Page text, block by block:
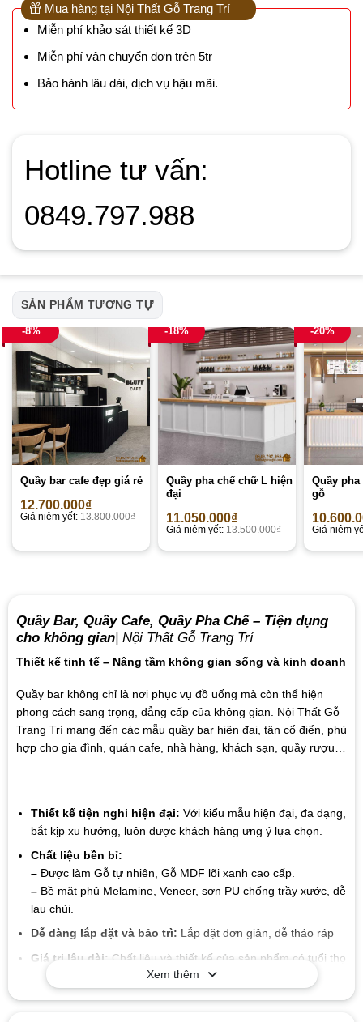
Mua hàng tại Nội Thất Gỗ Trang Trí
Miễn phí khảo sát thiết kế 3D
Miễn phí vận chuyển đơn trên 5tr
Bảo hành lâu dài, dịch vụ hậu mãi.
Hotline tư vấn:
0849.797.988
SẢN PHẨM TƯƠNG TỰ
-8%
Quầy bar cafe đẹp giá rẻ
12.700.000₫
Giá niêm yết: 13.800.000₫
-18%
Quầy pha chế chữ L hiện
đại
11.050.000₫
Giá niêm yết: 13.500.000₫
-20%
Quầy
gỗ
Giá niêm
Quầy Bar, Quầy Cafe, Quầy Pha Chế – Tiện dụng
cho không gian| Nội Thất Gỗ Trang Trí
Thiết kế tinh tế – Nâng tầm không gian sống và kinh doanh
Quầy bar không chỉ là nơi phục vụ đồ uống mà còn thể hiện
phong cách sang trọng, đẳng cấp của không gian. Nội Thất Gỗ
Trang Trí mang đến các mẫu quầy bar hiện đại, tân cổ điển, phù
hợp cho gia đình, quán cafe, nhà hàng, khách sạn, quầy rượu…
Thiết kế tiện nghi hiện đại: Với kiểu mẫu hiện đại, đa dạng,
bắt kịp xu hướng, luôn được khách hàng ưng ý lựa chọn.
Chất liệu bền bỉ:
–Được làm Gỗ tự nhiên, Gỗ MDF lõi xanh cao cấp.
–Bề mặt phủ Melamine, Veneer, sơn PU chống trầy xước, dễ
lau chùi.
Dễ dàng lắp đặt và bảo trì: Lắp đặt đơn giản, dễ tháo ráp
Giá trị lâu dài: Chất liệu và thiết kế của sản phẩm có tuổi thọ
cao, giúp bạn tiết kiệm chi phí trong suốt quá trình sử dụng
mà không cần lo lắng về sự hao mòn hay hư hỏng.
Xem thêm